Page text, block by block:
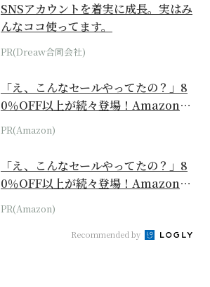
SNSアカウントを着実に成長。実はみ
んなココ使ってます。
PR(Dreaw合同会社)
「え、こんなセールやってたの？」8
0％OFF以上が続々登場！Amazonの
本気が...
PR(Amazon)
「え、こんなセールやってたの？」8
0％OFF以上が続々登場！Amazonの
本気が...
PR(Amazon)
Recommended by